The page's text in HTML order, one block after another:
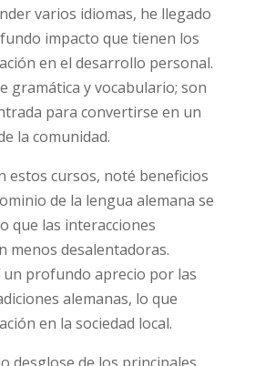
varios idiomas, he llegado
impacto que tienen los
en el desarrollo personal.
gramática y vocabulario; son
para convertirse en un
la comunidad.
estos cursos, noté beneficios
de la lengua alemana se
que las interacciones
menos desalentadoras.
profundo aprecio por las
alemanas, lo que
en la sociedad local.
desglose de los principales